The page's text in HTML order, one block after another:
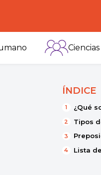
ÍNDICE
¿Qué
Tipos
Lista